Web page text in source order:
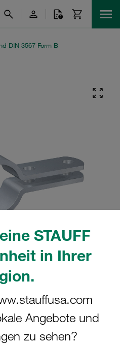
STAUFF
in Ihrer
Angebote und
zu sehen?
DIN 3567 Form B